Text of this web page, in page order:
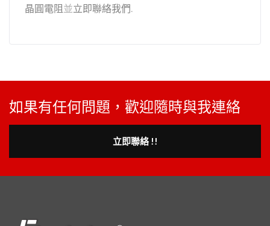
晶圓電阻 並立即聯絡我們.
如果有任何問題，歡迎隨時與我連絡
立即聯絡 !!